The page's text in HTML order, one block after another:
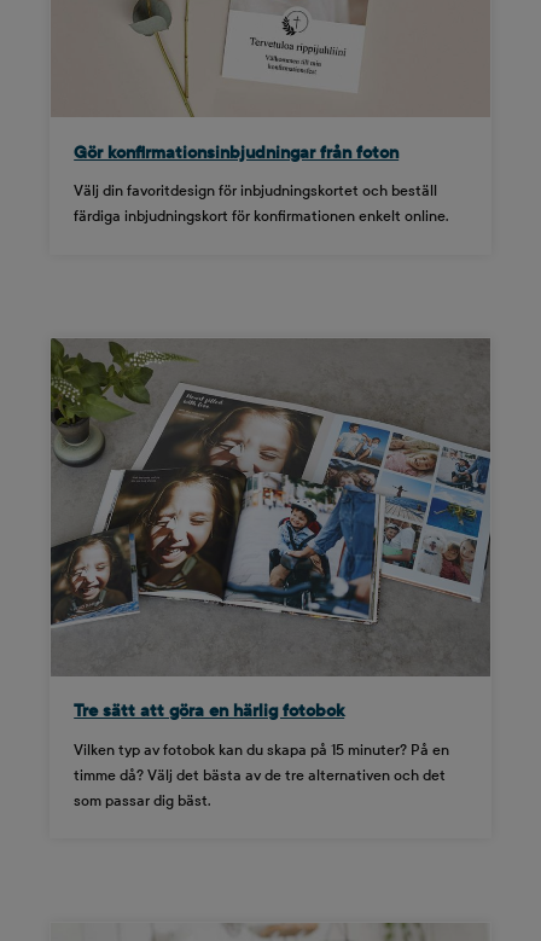
Gör konfirmationsinbjudningar från foton
Välj din favoritdesign för inbjudningskortet och beställ
färdiga inbjudningskort för konfirmationen enkelt online.
Tre sätt att göra en härlig fotobok
Vilken typ av fotobok kan du skapa på 15 minuter? På en
timme då? Välj det bästa av de tre alternativen och det
som passar dig bäst.